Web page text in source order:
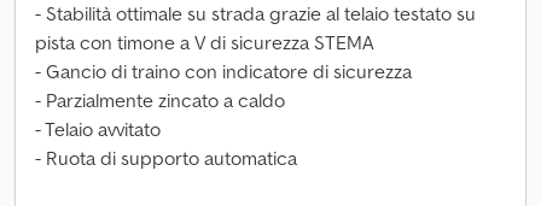
- Stabilità ottimale su strada grazie al telaio testato su
pista con timone a V di sicurezza STEMA
- Gancio di traino con indicatore di sicurezza
- Parzialmente zincato a caldo
- Telaio avvitato
- Ruota di supporto automatica